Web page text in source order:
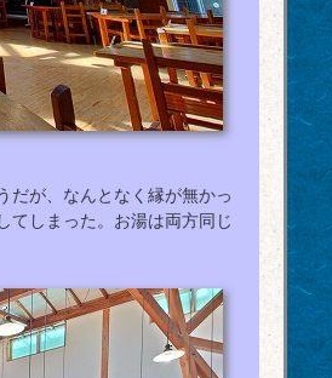
だが、なんとなく縁が無かっ
てしまった。お湯は両方同じ